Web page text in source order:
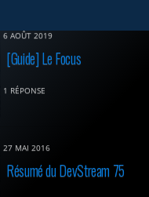
6 AOÛT 2019
[Guide] Le Focus
1 RÉPONSE
27 MAI 2016
Résumé du DevStream 75